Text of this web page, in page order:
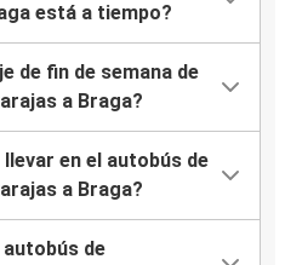
está a tiempo?
de fin de semana de
a Braga?
en el autobús de
a Braga?
autobús de